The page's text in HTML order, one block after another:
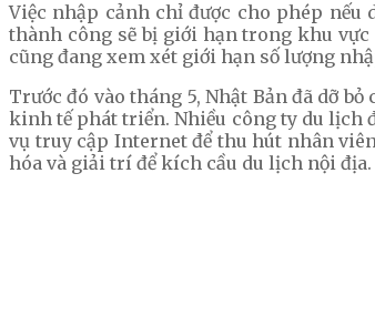
Việc nhập cảnh chỉ được cho phép
thành công sẽ bị giới hạn trong khu
cũng đang xem xét giới hạn số lượng
Trước đó vào tháng 5, Nhật Bản đã dỡ bỏ
kinh tế phát triển. Nhiều công ty du lịch
vụ truy cập Internet để thu hút nhân
hóa và giải trí để kích cầu du lịch nội địa.